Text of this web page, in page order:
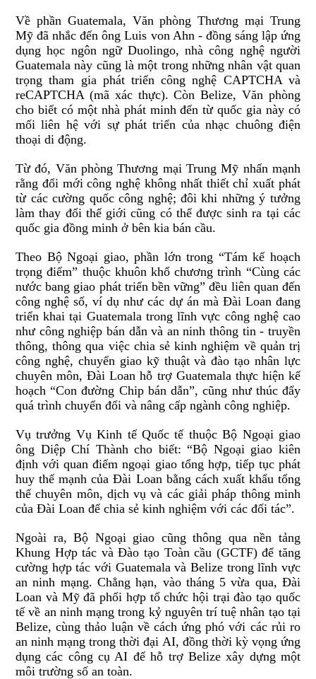
Về phần Guatemala, Văn phòng Thương mại Trung
Mỹ đã nhắc đến ông Luis von Ahn - đồng sáng lập ứng
dụng học ngôn ngữ Duolingo, nhà công nghệ người
Guatemala này cũng là một trong những nhân vật quan
trọng tham gia phát triển công nghệ CAPTCHA và
reCAPTCHA (mã xác thực). Còn Belize, Văn phòng
cho biết có một nhà phát minh đến từ quốc gia này có
mối liên hệ với sự phát triển của nhạc chuông điện
thoại di động.
Từ đó, Văn phòng Thương mại Trung Mỹ nhấn mạnh
rằng đổi mới công nghệ không nhất thiết chỉ xuất phát
từ các cường quốc công nghệ; đôi khi những ý tưởng
làm thay đổi thế giới cũng có thể được sinh ra tại các
quốc gia đồng minh ở bên kia bán cầu.
Theo Bộ Ngoại giao, phần lớn trong “Tám kế hoạch
trọng điểm” thuộc khuôn khổ chương trình “Cùng các
nước bang giao phát triển bền vững” đều liên quan đến
công nghệ số, ví dụ như các dự án mà Đài Loan đang
triển khai tại Guatemala trong lĩnh vực công nghệ cao
như công nghiệp bán dẫn và an ninh thông tin - truyền
thông, thông qua việc chia sẻ kinh nghiệm về quản trị
công nghệ, chuyển giao kỹ thuật và đào tạo nhân lực
chuyên môn, Đài Loan hỗ trợ Guatemala thực hiện kế
hoạch “Con đường Chip bán dẫn”, cũng như thúc đẩy
quá trình chuyển đổi và nâng cấp ngành công nghiệp.
Vụ trưởng Vụ Kinh tế Quốc tế thuộc Bộ Ngoại giao
ông Diệp Chí Thành cho biết: “Bộ Ngoại giao kiên
định với quan điểm ngoại giao tổng hợp, tiếp tục phát
huy thế mạnh của Đài Loan bằng cách xuất khẩu tổng
thể chuyên môn, dịch vụ và các giải pháp thông minh
của Đài Loan để chia sẻ kinh nghiệm với các đối tác”.
Ngoài ra, Bộ Ngoại giao cũng thông qua nền tảng
Khung Hợp tác và Đào tạo Toàn cầu (GCTF) để tăng
cường hợp tác với Guatemala và Belize trong lĩnh vực
an ninh mạng. Chẳng hạn, vào tháng 5 vừa qua, Đài
Loan và Mỹ đã phối hợp tổ chức hội trại đào tạo quốc
tế về an ninh mạng trong kỷ nguyên trí tuệ nhân tạo tại
Belize, cùng thảo luận về cách ứng phó với các rủi ro
an ninh mạng trong thời đại AI, đồng thời kỳ vọng ứng
dụng các công cụ AI để hỗ trợ Belize xây dựng một
môi trường số an toàn.